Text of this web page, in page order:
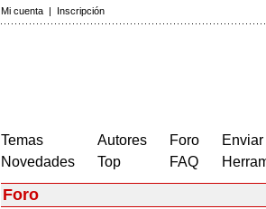
Mi cuenta | Inscripción
Temas
Novedades
Autores
Top
Foro
FAQ
Foro